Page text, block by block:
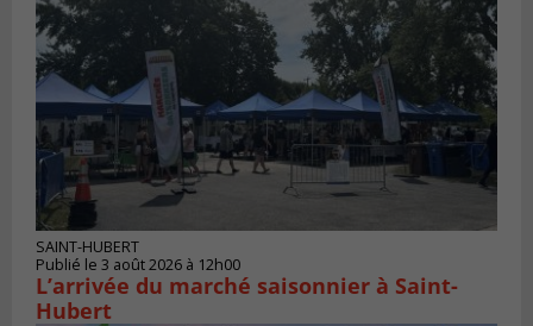
SAINT-HUBERT
Publié le 3 août 2026 à 12h00
L’arrivée du marché saisonnier à Saint-
Hubert